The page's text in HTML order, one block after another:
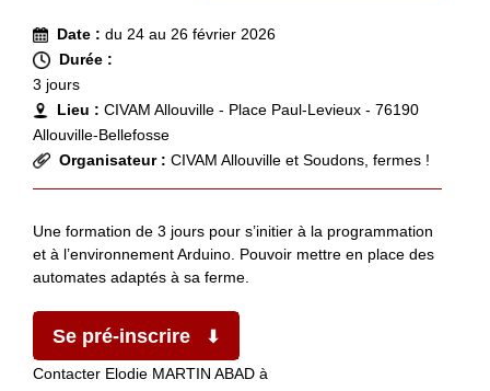
Date : du 24 au 26 février 2026
Durée :
3 jours
Lieu : CIVAM Allouville - Place Paul-Levieux - 76190
Allouville-Bellefosse
Organisateur : CIVAM Allouville et Soudons, fermes !
Une formation de 3 jours pour s’initier à la programmation
et à l’environnement Arduino. Pouvoir mettre en place des
automates adaptés à sa ferme.
Se pré-inscrire
Contacter Elodie MARTIN ABAD à